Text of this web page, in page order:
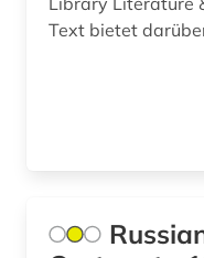
volkswirtschaft
bekämpfung (1)
Text bietet